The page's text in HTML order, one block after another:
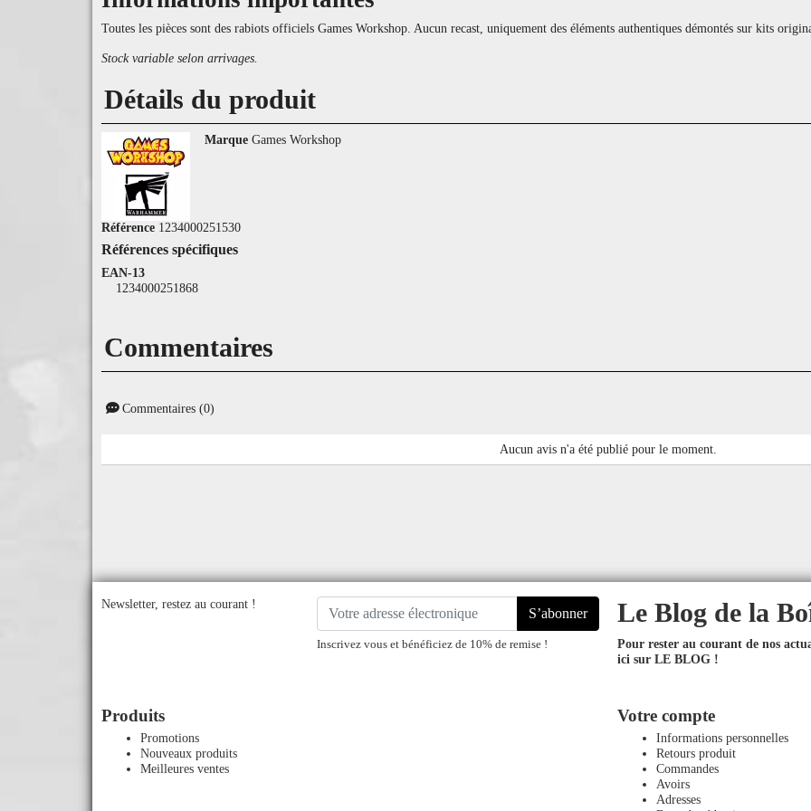
Toutes les pièces sont des rabiots officiels Games Workshop. Aucun recast, uniquement des éléments authentiques démontés sur kits
Stock variable selon arrivages.
Détails du produit
Marque Games Workshop
Référence 1234000251530
Références spécifiques
EAN-13
1234000251868
Commentaires
Commentaires (0)
Aucun avis n'a été publié pour le moment.
Newsletter, restez au courant !
S’abonner
Inscrivez vous et bénéficiez de 10% de remise !
Le Blog de la
Pour rester au courant de nos
ici sur LE BLOG !
Produits
Promotions
Nouveaux produits
Meilleures ventes
Votre compte
Informations personnelles
Retours produit
Commandes
Avoirs
Adresses